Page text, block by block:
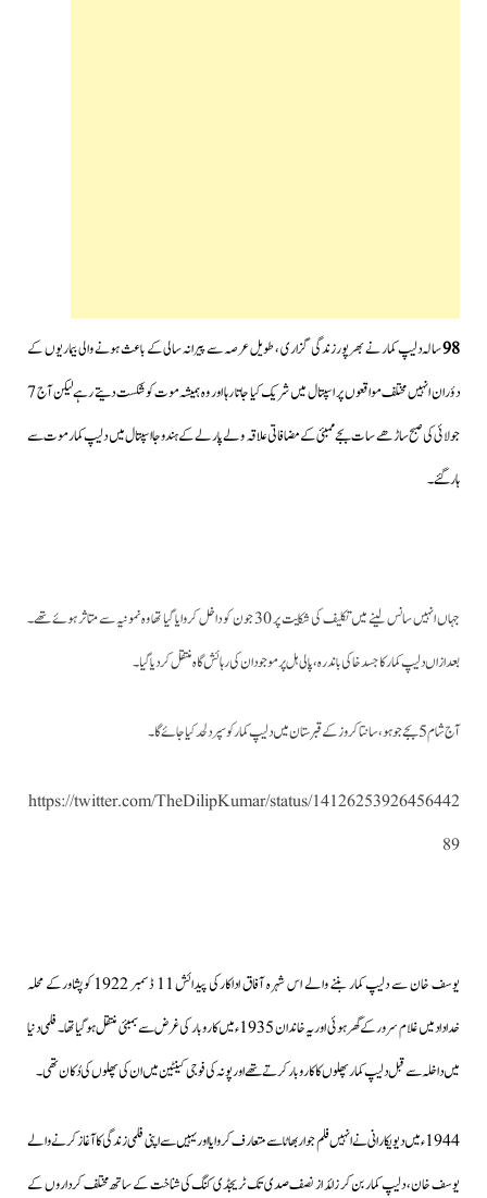
98سالہ دلیپ کمار نے بھرپور زندگی گزاری ، طویل عرصہ سے پیرانہ سالی کے باعث ہونے والی بیماریوں کے
دؤران انہیں مختلف مواقعوں پر اسپتال میں شریک کیا جاتا رہا اور وہ ہمیشہ موت کو شکست دیتے رہے لیکن آج 7
جولائی کی صبح ساڑھے سات بجے ممبئی کے مضافاتی علاقہ ولے پارلے کے ہندوجا اسپتال میں دلیپ کمار موت سے
ہار گئے۔
جہاں انہیں سانس لینے میں تکلیف کی شکایت پر 30 جون کو داخل کروایا گیا تھا وہ نمونیہ سے متاثر ہوئے تھے۔
بعدازاں دلیپ کمار کا جسد خاکی باندرہ ،پالی ہل پر موجود ان کی رہائش گاہ منتقل کردیا گیا۔
آج شام 5 بجے جوہو ،سانتا کروز کے قبرستان میں دلیپ کمار کو سپر د لحد کیا جائے گا۔
https://twitter.com/TheDilipKumar/status/14126253926456442
89
یوسف خان سے دلیپ کمار بننے والے اس شہرہ آفاق اداکارکی پیدائش 11 ڈسمبر 1922 کوپشاورکے محلہ
خدادادمیں غلام سرور کے گھر ہوئی اور یہ خاندان 1935ء میں کاروبار کی غرض سے بمبئی منتقل ہوگیا تھا۔ فلمی دنیا
میں داخلہ سے قبل دلیپ کمار پھلوں کا کاروبار کرتے تھے اور پونہ کی فوجی کینٹین میں ان کی پھلوں کی دُکان تھی۔
1944ء میں دیویکارانی نے انہیں فلم جوار بھاٹا سے متعارف کروایا اور یہیں سے اپنی فلمی زندگی کا آغاز کرنے والے
یوسف خان ، دلیپ کمار بن کر زائد از نصف صدی تک ٹریجڈی کنگ کی شناخت کے ساتھ مختلف کرداروں کے